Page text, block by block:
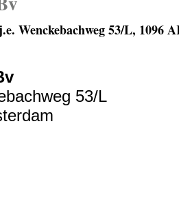
Wenckebachweg 53/L, 1096
53/L